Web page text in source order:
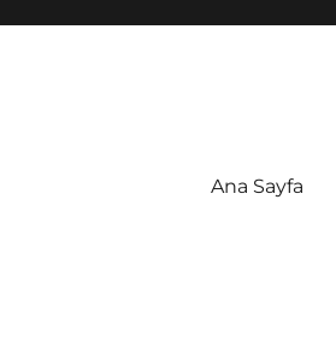
Ana Sayfa